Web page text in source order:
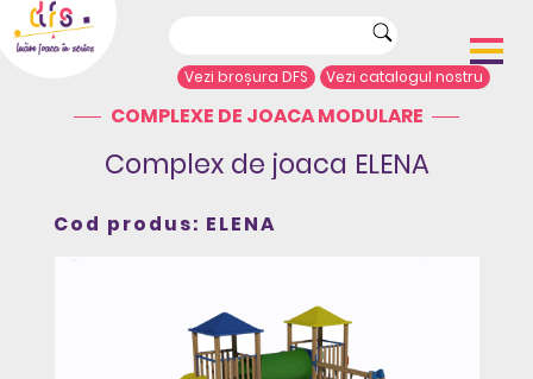
Vezi broșura DFS Vezi catalogul nostru
Acasă
Despre noi
Echipamente de joacă
COMPLEXE DE JOACA MODULARE
Complex de joaca ELENA
Cod produs: ELENA